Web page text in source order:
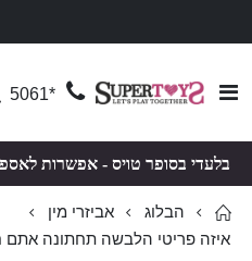
Toggle
*5061
בלעדי בסופר טויס - אפשרות
הבלוג
אביזרי מין
איזה פריטי הלבשה תחתונה אתם